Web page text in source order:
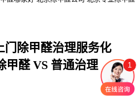
门除甲醛治理服务化
甲醛 VS 普通治理
1